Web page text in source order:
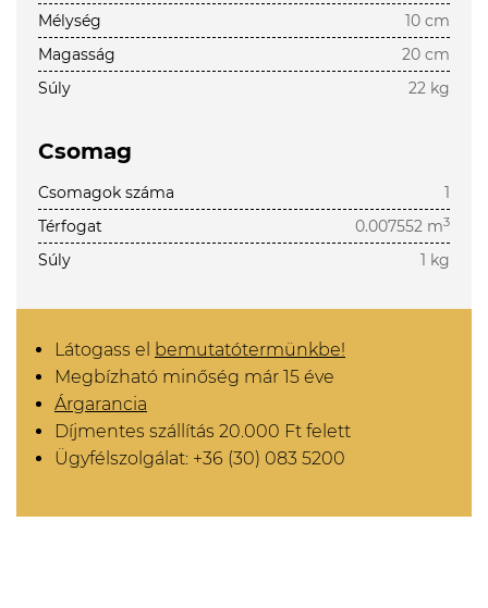
Mélység
10 cm
Magasság
20 cm
Súly
22 kg
Csomag
Csomagok száma
1
Térfogat
0.007552 m3
Súly 1 kg
Látogass el bemutatótermünkbe!
Megbízható minőség már 15 éve
Árgarancia
Díjmentes szállítás 20.000 Ft felett
Ügyfélszolgálat: +36 (30) 083 5200